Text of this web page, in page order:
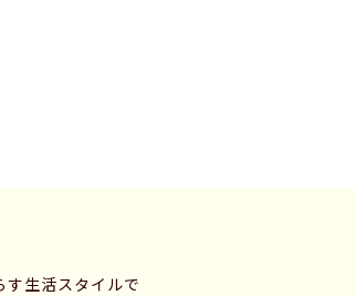
す生活スタイルで